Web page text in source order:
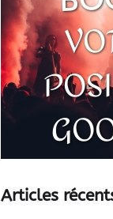
Articles